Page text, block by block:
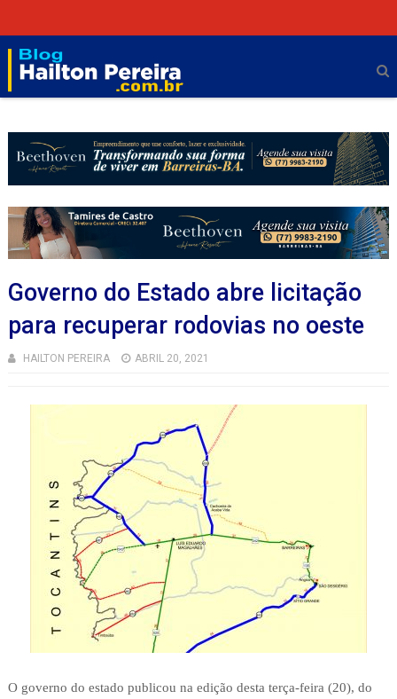
Governo do Estado abre licitação
para recuperar rodovias no oeste
HAILTON PEREIRA ABRIL 20, 2021
O governo do estado publicou na edição desta terça-feira (20), do